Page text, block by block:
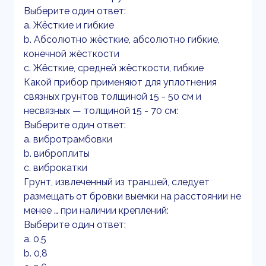
Выберите один ответ:
a. Жёсткие и гибкие
b. Абсолютно жёсткие, абсолютно гибкие,
конечной жёсткости
c. Жёсткие, средней жёсткости, гибкие
Какой прибор применяют для уплотнения
связных грунтов толщиной 15 - 50 см и
несвязных — толщиной 15 - 70 см:
Выберите один ответ:
a. вибротрамбовки
b. виброплиты
c. виброкатки
Грунт, извлеченный из траншей, следует
размещать от бровки выемки на расстоянии не
менее … при наличии креплений:
Выберите один ответ:
a. 0,5
b. 0,8